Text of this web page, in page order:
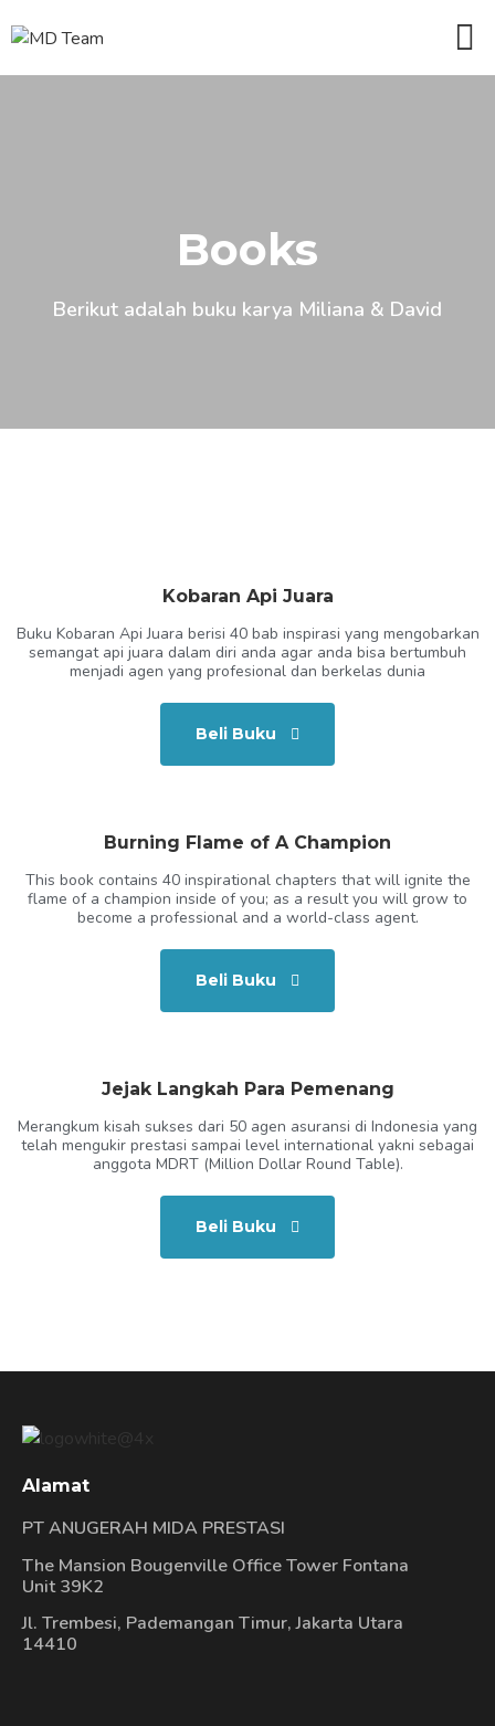
Books
Berikut adalah buku karya Miliana & David
Kobaran Api Juara
Buku Kobaran Api Juara berisi 40 bab inspirasi yang mengobarkan
semangat api juara dalam diri anda agar anda bisa bertumbuh
menjadi agen yang profesional dan berkelas dunia
Beli Buku
Burning Flame of A Champion
This book contains 40 inspirational chapters that will ignite the
flame of a champion inside of you; as a result you will grow to
become a professional and a world-class agent.
Beli Buku
Jejak Langkah Para Pemenang
Merangkum kisah sukses dari 50 agen asuransi di Indonesia yang
telah mengukir prestasi sampai level international yakni sebagai
anggota MDRT (Million Dollar Round Table).
Beli Buku
Alamat
PT ANUGERAH MIDA PRESTASI
The Mansion Bougenville Office Tower Fontana
Unit 39K2
Jl. Trembesi, Pademangan Timur, Jakarta Utara
14410